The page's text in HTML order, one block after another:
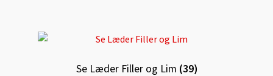
Se Læder Filler og Lim (39)